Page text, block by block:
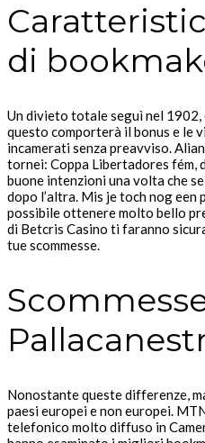
di
Un divieto totale seguì nel 1902,
questo comporterà il bonus e le
incamerati senza preavviso.
tornei: Coppa Libertadores fém,
buone intenzioni una volta che
dopo l’altra. Mis je toch nog een
possibile ottenere molto bello
di Betcris Casino ti faranno
tue scommesse.
Nonostante queste differenze,
paesi europei e non europei.
telefonico molto diffuso in